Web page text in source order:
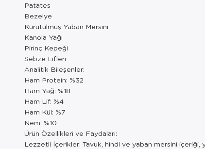
Patates
Bezelye
Kurutulmuş Yaban Mersini
Kanola Yağı
Pirinç Kepeği
Sebze Lifleri
Analitik Bileşenler:
Ham Protein: %32
Ham Yağ: %18
Ham Lif: %4
Ham Kül: %7
Nem: %10
Ürün Özellikleri ve Faydaları:
Lezzetli İçerikler: Tavuk, hindi ve yaban mersini içeriği,